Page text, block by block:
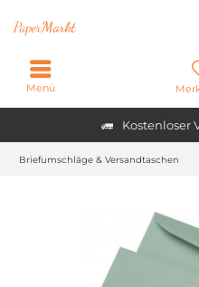
Kostenloser
PaperMarkt
Menü
Briefumschläge & Versandtaschen